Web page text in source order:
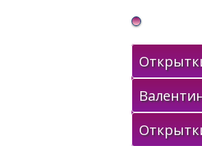
Gif Открытки